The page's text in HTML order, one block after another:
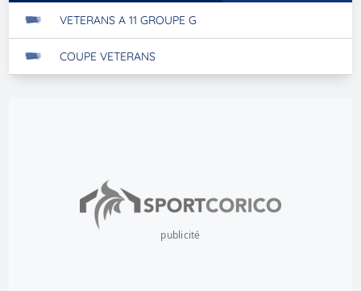
VETERANS A 11 GROUPE G
COUPE VETERANS
publicité